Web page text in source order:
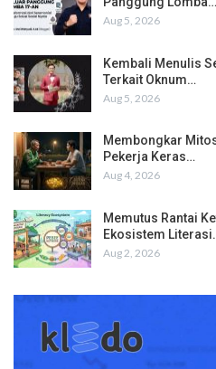
Aug 5, 2026
Kembali Menulis
Terkait Oknum…
Aug 5, 2026
Membongkar
Pekerja Keras…
Aug 4, 2026
Memutus Rantai
Ekosistem
Aug 2, 2026